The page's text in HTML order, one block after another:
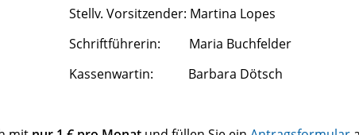
Stellv. Vorsitzender: Martina Lopes
Schriftführerin: Maria Buchfelder
Kassenwartin: Barbara Dötsch